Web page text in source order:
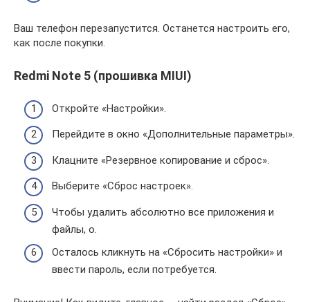
Ваш телефон перезапустится. Останется настроить его,
как после покупки.
Redmi Note 5 (прошивка MIUI)
Откройте «Настройки».
Перейдите в окно «Дополнительные параметры».
Клацните «Резервное копирование и сброс».
Выберите «Сброс настроек».
Чтобы удалить абсолютно все приложения и
файлы, о.
Осталось кликнуть на «Сбросить настройки» и
ввести пароль, если потребуется.